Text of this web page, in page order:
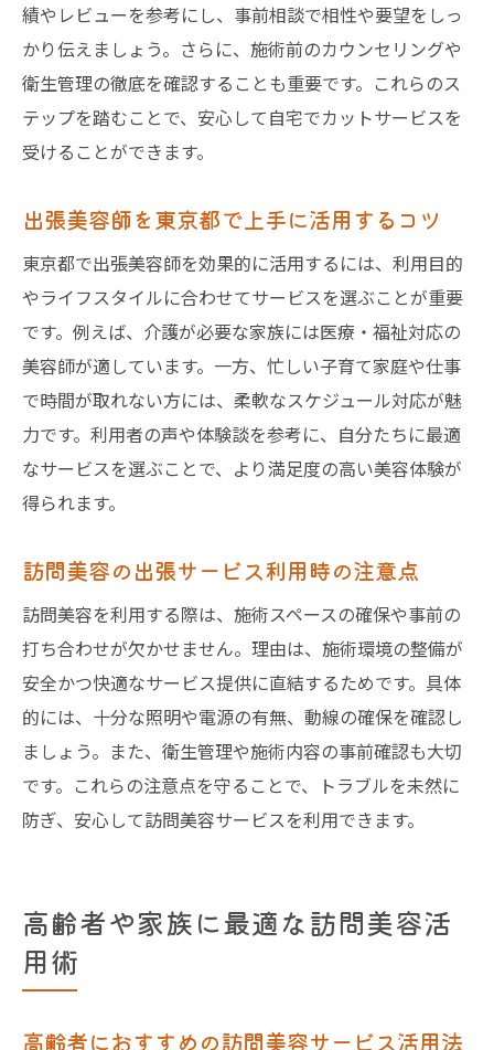
績やレビューを参考にし、事前相談で相性や要望をしっ
かり伝えましょう。さらに、施術前のカウンセリングや
衛生管理の徹底を確認することも重要です。これらのス
テップを踏むことで、安心して自宅でカットサービスを
受けることができます。
出張美容師を東京都で上手に活用するコツ
東京都で出張美容師を効果的に活用するには、利用目的
やライフスタイルに合わせてサービスを選ぶことが重要
です。例えば、介護が必要な家族には医療・福祉対応の
美容師が適しています。一方、忙しい子育て家庭や仕事
で時間が取れない方には、柔軟なスケジュール対応が魅
力です。利用者の声や体験談を参考に、自分たちに最適
なサービスを選ぶことで、より満足度の高い美容体験が
得られます。
訪問美容の出張サービス利用時の注意点
訪問美容を利用する際は、施術スペースの確保や事前の
打ち合わせが欠かせません。理由は、施術環境の整備が
安全かつ快適なサービス提供に直結するためです。具体
的には、十分な照明や電源の有無、動線の確保を確認し
ましょう。また、衛生管理や施術内容の事前確認も大切
です。これらの注意点を守ることで、トラブルを未然に
防ぎ、安心して訪問美容サービスを利用できます。
高齢者や家族に最適な訪問美容活
用術
高齢者におすすめの訪問美容サービス活用法